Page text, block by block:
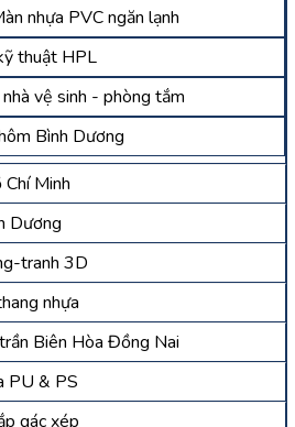
nhựa PVC ngăn lạnh
thuật HPL
vệ sinh - phòng tắm
Bình Dương
Minh
Dương
tranh 3D
nhựa
Biên Hòa Đồng Nai
PU & PS
gác xép